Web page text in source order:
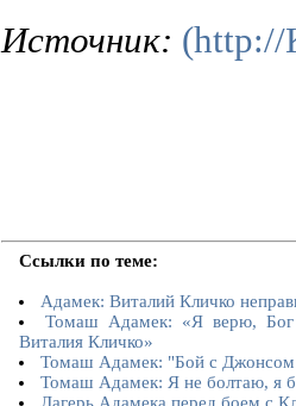
Источник: (http://
Ссылки по теме:
Адамек: Виталий Кличко
Томаш Адамек: «Я верю, Бог
Виталия Кличко»
Томаш Адамек: "Бой с Джонсом
Томаш Адамек: Я не болтаю, я
Лагерь Адамека перед боем с